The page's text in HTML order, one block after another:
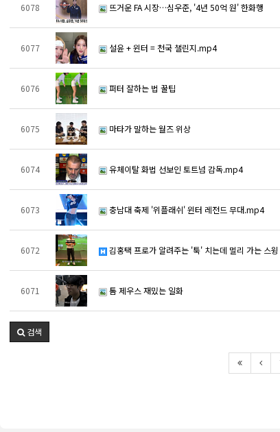
6078 뜨거운 FA 시장…심우준, '4년 50억 원' 한화행
6077 설윤 + 윈터 = 천국 챌린지.mp4
6076 퍼터 잘하는 법 꿀팁
6075 마타가 말하는 월즈 위상
6074 유체이탈 화법 선보인 토트넘 감독.mp4
6073 충남대 축제 '위플래쉬' 윈터 레전드 무대.mp4
6072 김홍택 프로가 알려주는 '툭' 치는데 멀리 가는 스윙
6071 톰 제우스 재밌는 일화
검색